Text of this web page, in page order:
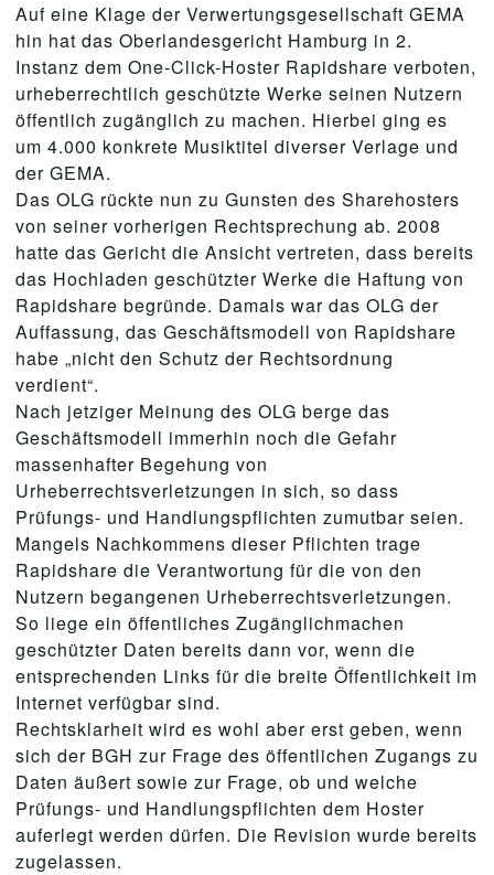
Auf eine Klage der Verwertungsgesellschaft GEMA
hin hat das Oberlandesgericht Hamburg in 2.
Instanz dem One-Click-Hoster Rapidshare verboten,
urheberrechtlich geschützte Werke seinen Nutzern
öffentlich zugänglich zu machen. Hierbei ging es
um 4.000 konkrete Musiktitel diverser Verlage und
der GEMA.
Das OLG rückte nun zu Gunsten des Sharehosters
von seiner vorherigen Rechtsprechung ab. 2008
hatte das Gericht die Ansicht vertreten, dass bereits
das Hochladen geschützter Werke die Haftung von
Rapidshare begründe. Damals war das OLG der
Auffassung, das Geschäftsmodell von Rapidshare
habe „nicht den Schutz der Rechtsordnung
verdient“.
Nach jetziger Meinung des OLG berge das
Geschäftsmodell immerhin noch die Gefahr
massenhafter Begehung von
Urheberrechtsverletzungen in sich, so dass
Prüfungs- und Handlungspflichten zumutbar seien.
Mangels Nachkommens dieser Pflichten trage
Rapidshare die Verantwortung für die von den
Nutzern begangenen Urheberrechtsverletzungen.
So liege ein öffentliches Zugänglichmachen
geschützter Daten bereits dann vor, wenn die
entsprechenden Links für die breite Öffentlichkeit im
Internet verfügbar sind.
Rechtsklarheit wird es wohl aber erst geben, wenn
sich der BGH zur Frage des öffentlichen Zugangs zu
Daten äußert sowie zur Frage, ob und welche
Prüfungs- und Handlungspflichten dem Hoster
auferlegt werden dürfen. Die Revision wurde bereits
zugelassen.